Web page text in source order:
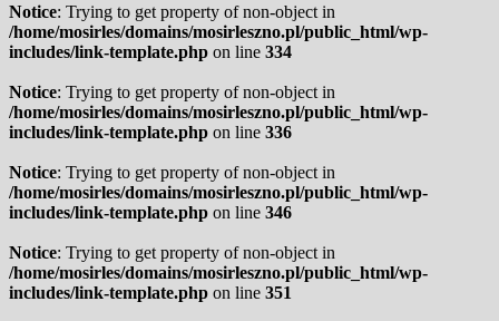
Notice: Trying to get property of non-object in
/home/mosirles/domains/mosirleszno.pl/public_html/wp-
includes/link-template.php on line 334
Notice: Trying to get property of non-object in
/home/mosirles/domains/mosirleszno.pl/public_html/wp-
includes/link-template.php on line 336
Notice: Trying to get property of non-object in
/home/mosirles/domains/mosirleszno.pl/public_html/wp-
includes/link-template.php on line 346
Notice: Trying to get property of non-object in
/home/mosirles/domains/mosirleszno.pl/public_html/wp-
includes/link-template.php on line 351